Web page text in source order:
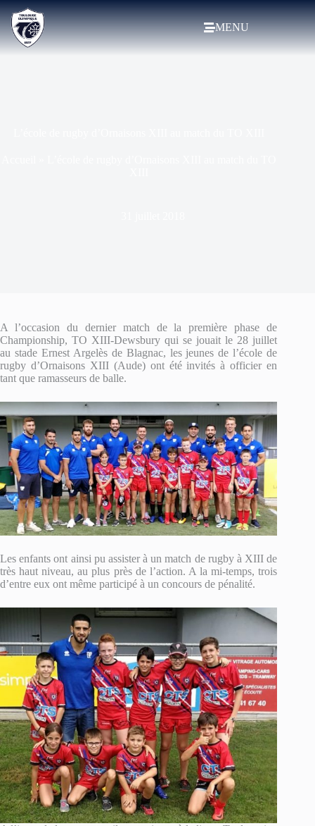
MENU
A l’occasion du dernier match de la première phase de
Championship, TO XIII-Dewsbury qui se jouait le 28 juillet
au stade Ernest Argelès de Blagnac, les jeunes de l’école de
rugby d’Ornaisons XIII (Aude) ont été invités à officier en
tant que ramasseurs de balle.
Les enfants ont ainsi pu assister à un match de rugby à XIII de
très haut niveau, au plus près de l’action. A la mi-temps, trois
d’entre eux ont même participé à un concours de pénalité.